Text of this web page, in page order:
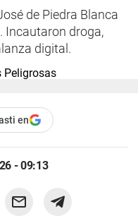
de Piedra Blanca
Incautaron droga,
digital.
en
- 09:13